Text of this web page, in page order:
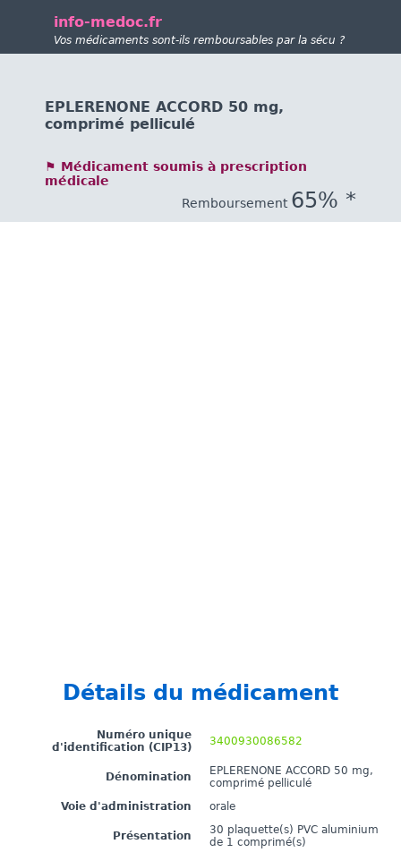
info-medoc.fr
Vos médicaments sont-ils remboursables par la sécu ?
EPLERENONE ACCORD 50 mg,
comprimé pelliculé
⚑ Médicament soumis à prescription
médicale
Remboursement 65% *
Détails du médicament
Numéro unique
d'identification (CIP13)
3400930086582
Dénomination
EPLERENONE ACCORD 50 mg,
comprimé pelliculé
Voie d'administration
orale
Présentation
30 plaquette(s) PVC aluminium
de 1 comprimé(s)